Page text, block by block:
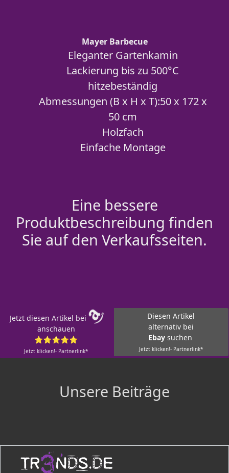
Mayer Barbecue
Eleganter Gartenkamin
Lackierung bis zu 500°C
hitzebeständig
Abmessungen (B x H x T):50 x 172 x
50 cm
Holzfach
Einfache Montage
Eine bessere
Produktbeschreibung finden
Sie auf den Verkaufsseiten.
Jetzt diesen Artikel bei
anschauen
⭐⭐⭐⭐⭐
Jetzt klicken!- Partnerlink*
Diesen Artikel
alternativ bei
Ebay suchen
Jetzt klicken!- Partnerlink*
Unsere Beiträge